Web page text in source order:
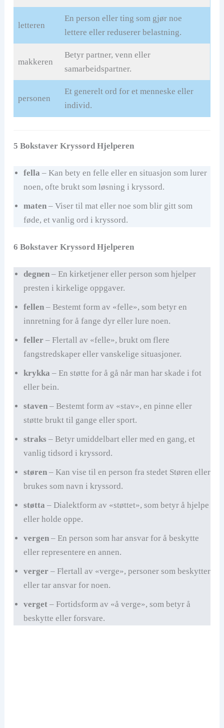
letteren
En person eller ting som gjør noe
lettere eller reduserer belastning.
makkeren
Betyr partner, venn eller
samarbeidspartner.
personen
Et generelt ord for et menneske eller
individ.
5 Bokstaver Kryssord Hjelperen
fella – Kan bety en felle eller en situasjon som lurer
noen, ofte brukt som løsning i kryssord.
maten– Viser til mat eller noe som blir gitt som
føde, et vanlig ord i kryssord.
6 Bokstaver Kryssord Hjelperen
degnen– En kirketjener eller person som hjelper
presten i kirkelige oppgaver.
fellen– Bestemt form av «felle», som betyr en
innretning for å fange dyr eller lure noen.
feller – Flertall av «felle», brukt om flere
fangstredskaper eller vanskelige situasjoner.
krykka – En støtte for å gå når man har skade i fot
eller bein.
staven– Bestemt form av «stav», en pinne eller
støtte brukt til gange eller sport.
straks – Betyr umiddelbart eller med en gang, et
vanlig tidsord i kryssord.
støren– Kan vise til en person fra stedet Støren eller
brukes som navn i kryssord.
støtta – Dialektform av «støttet», som betyr å hjelpe
eller holde oppe.
vergen– En person som har ansvar for å beskytte
eller representere en annen.
verger – Flertall av «verge», personer som beskytter
eller tar ansvar for noen.
verget– Fortidsform av «å verge», som betyr å
beskytte eller forsvare.